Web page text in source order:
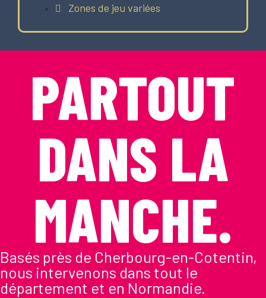
Zones de jeu variées
PARTOUT
DANS LA
MANCHE.
Basés près de Cherbourg-en-Cotentin,
nous intervenons dans tout le
département et en Normandie.